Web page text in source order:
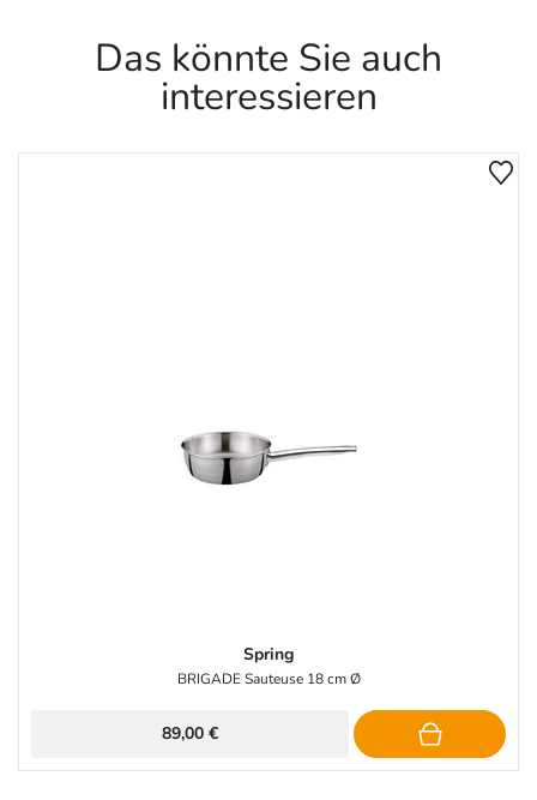
Das könnte Sie auch
interessieren
Spring
BRIGADE Sauteuse 18 cm Ø
89,00 €